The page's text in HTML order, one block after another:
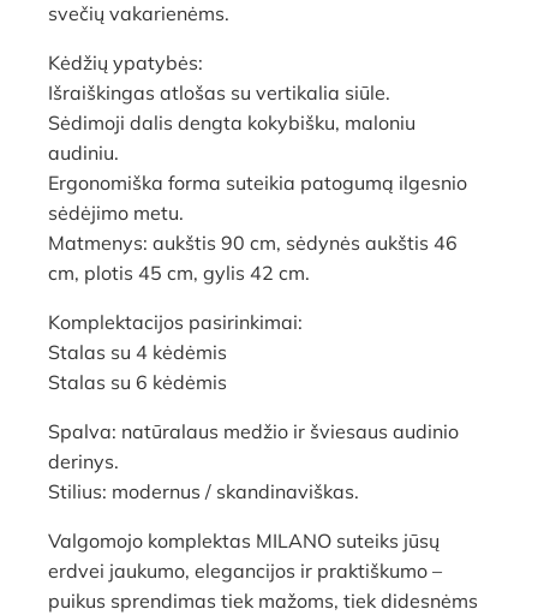
svečių vakarienėms.
Kėdžių ypatybės:
Išraiškingas atlošas su vertikalia siūle.
Sėdimoji dalis dengta kokybišku, maloniu
audiniu.
Ergonomiška forma suteikia patogumą ilgesnio
sėdėjimo metu.
Matmenys: aukštis 90 cm, sėdynės aukštis 46
cm, plotis 45 cm, gylis 42 cm.
Komplektacijos pasirinkimai:
Stalas su 4 kėdėmis
Stalas su 6 kėdėmis
Spalva: natūralaus medžio ir šviesaus audinio
derinys.
Stilius: modernus / skandinaviškas.
Valgomojo komplektas MILANO suteiks jūsų
erdvei jaukumo, elegancijos ir praktiškumo –
puikus sprendimas tiek mažoms, tiek didesnėms